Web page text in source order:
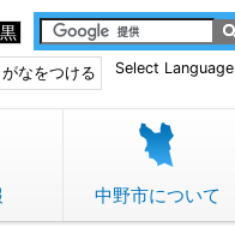
黒
Select Language
なをつける
中野市について